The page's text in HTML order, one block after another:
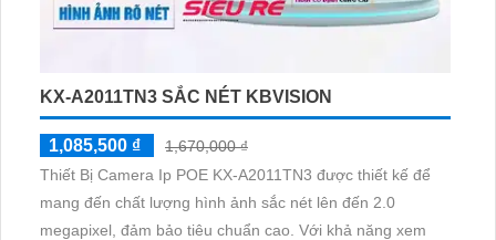
KX-A2011TN3 SẮC NÉT KBVISION
1,085,500 ₫
1,670,000 ₫
Thiết Bị Camera Ip POE KX-A2011TN3 được thiết kế để
mang đến chất lượng hình ảnh sắc nét lên đến 2.0
megapixel, đảm bảo tiêu chuẩn cao. Với khả năng xem